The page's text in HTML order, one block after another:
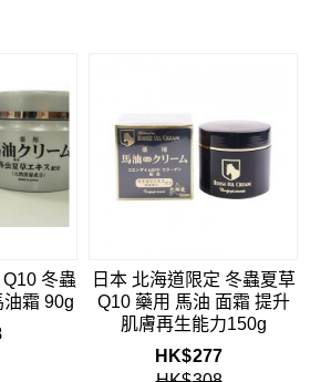
冬蟲
霜 90g
日本 北海道限定 冬蟲夏草
Q10 藥用 馬油 面霜 提升
肌膚再生能力150g
HK$277